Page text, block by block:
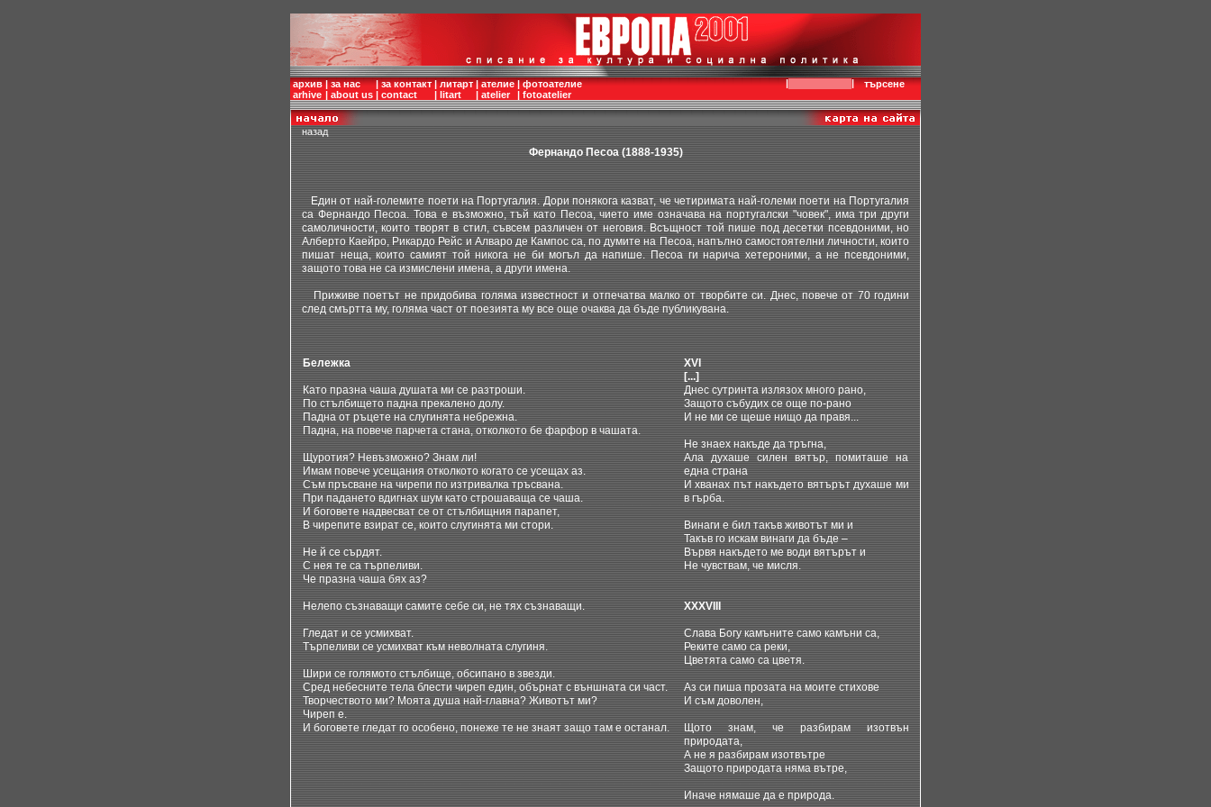
архив
arhive
|
|
за нас
about us
|
|
за контакт
contact
|
|
литарт
litart
|
|
ателие
atelier
|
|
фотоателие
fotoatelier
| |търсене
назад
Фернандо Песоа (1888-1935)
Един от най-големите поети на Португалия. Дори понякога казват, че четиримата най-големи поети на Португалия
са Фернандо Песоа. Това е възможно, тъй като Песоа, чието име означава на португалски "човек", има три други
самоличности, които творят в стил, съвсем различен от неговия. Всъщност той пише под десетки псевдоними, но
Алберто Каейро, Рикардо Рейс и Алваро де Кампос са, по думите на Песоа, напълно самостоятелни личности, които
пишат неща, които самият той никога не би могъл да напише. Песоа ги нарича хетероними, а не псевдоними,
защото това не са измислени имена, а други имена.
Приживе поетът не придобива голяма известност и отпечатва малко от творбите си. Днес, повече от 70 години
след смъртта му, голяма част от поезията му все още очаква да бъде публикувана.
Бележка
Като празна чаша душата ми се разтроши.
По стълбището падна прекалено долу.
Падна от ръцете на слугинята небрежна.
Падна, на повече парчета стана, отколкото бе фарфор в чашата.
Щуротия? Невъзможно? Знам ли!
Имам повече усещания отколкото когато се усещах аз.
Съм пръсване на чирепи по изтривалка тръсвана.
При падането вдигнах шум като строшаваща се чаша.
И боговете надвесват се от стълбищния парапет,
В чирепите взират се, които слугинята ми стори.
Не й се сърдят.
С нея те са търпеливи.
Че празна чаша бях аз?
Нелепо съзнаващи самите себе си, не тях съзнаващи.
Гледат и се усмихват.
Търпеливи се усмихват към неволната слугиня.
Шири се голямото стълбище, обсипано в звезди.
Сред небесните тела блести чиреп един, обърнат с външната си част.
Творчеството ми? Моята душа най-главна? Животът ми?
Чиреп е.
И боговете гледат го особено, понеже те не знаят защо там е останал.
XVI
[...]
Днес сутринта излязох много рано,
Защото събудих се още по-рано
И не ми се щеше нищо да правя...
Не знаех накъде да тръгна,
Ала духаше силен вятър, помиташе на
една страна
И хванах път накъдето вятърът духаше ми
в гърба.
Винаги е бил такъв животът ми и
Такъв го искам винаги да бъде –
Вървя накъдето ме води вятърът и
Не чувствам, че мисля.
XXXVIII
Слава Богу камъните само камъни са,
Реките само са реки,
Цветята само са цветя.
Аз си пиша прозата на моите стихове
И съм доволен,
Щото знам, че разбирам изотвън
природата,
А не я разбирам изотвътре
Защото природата няма вътре,
Иначе нямаше да е природа.